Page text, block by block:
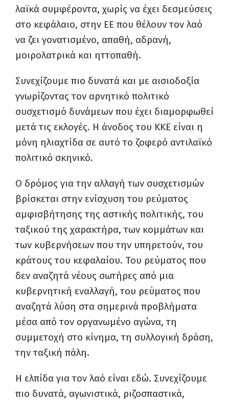
λαϊκά συμφέροντα, χωρίς να έχει δεσμεύσεις
στο κεφάλαιο, στην ΕΕ που θέλουν τον λαό
να ζει γονατισμένο, απαθή, αδρανή,
μοιρολατρικά και ηττοπαθή.
Συνεχίζουμε πιο δυνατά και με αισιοδοξία
γνωρίζοντας τον αρνητικό πολιτικό
συσχετισμό δυνάμεων που έχει διαμορφωθεί
μετά τις εκλογές. Η άνοδος του ΚΚΕ είναι η
μόνη ηλιαχτίδα σε αυτό το ζοφερό αντιλαϊκό
πολιτικό σκηνικό.
Ο δρόμος για την αλλαγή των συσχετισμών
βρίσκεται στην ενίσχυση του ρεύματος
αμφισβήτησης της αστικής πολιτικής, του
ταξικού της χαρακτήρα, των κομμάτων και
των κυβερνήσεων που την υπηρετούν, του
κράτους του κεφαλαίου. Του ρεύματος που
δεν αναζητά νέους σωτήρες από μια
κυβερνητική εναλλαγή, του ρεύματος που
αναζητά λύση στα σημερινά προβλήματα
μέσα από τον οργανωμένο αγώνα, τη
συμμετοχή στο κίνημα, τη συλλογική δράση,
την ταξική πάλη.
Η ελπίδα για τον λαό είναι εδώ. Συνεχίζουμε
πιο δυνατά, αγωνιστικά, ριζοσπαστικά,